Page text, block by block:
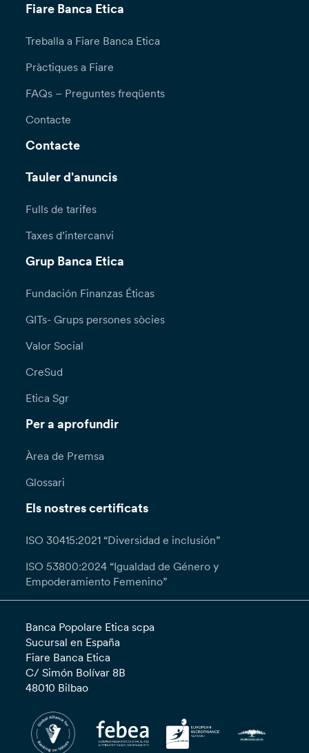
Fiare Banca Etica
Treballa a Fiare Banca Etica
Pràctiques a Fiare
FAQs – Preguntes freqüents
Contacte
Contacte
Tauler d'anuncis
Fulls de tarifes
Taxes d’intercanvi
Grup Banca Etica
Fundación Finanzas Éticas
GITs- Grups persones sòcies
Valor Social
CreSud
Etica Sgr
Per a aprofundir
Àrea de Premsa
Glossari
Els nostres certificats
ISO 30415:2021 “Diversidad e inclusión”
ISO 53800:2024 “Igualdad de Género y
Empoderamiento Femenino”
Banca Popolare Etica scpa
Sucursal en España
Fiare Banca Etica
C/ Simón Bolívar 8B
48010 Bilbao